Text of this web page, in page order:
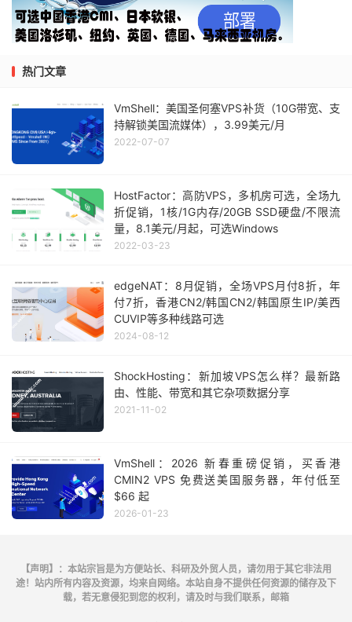
热门文章
VmShell：美国圣何塞VPS补货（10G带宽、支
持解锁美国流媒体），3.99美元/月
2022-07-07
HostFactor：高防VPS，多机房可选，全场九
折促销，1核/1G内存/20GB SSD硬盘/不限流
量，8.1美元/月起，可选Windows
2022-03-23
edgeNAT：8月促销，全场VPS月付8折，年
付7折，香港CN2/韩国CN2/韩国原生IP/美西
CUVIP等多种线路可选
2024-08-12
ShockHosting：新加坡VPS怎么样？最新路
由、性能、带宽和其它杂项数据分享
2021-11-02
VmShell：2026 新春重磅促销，买香港
CMIN2 VPS 免费送美国服务器，年付低至
$66 起
2026-01-23
【声明】：本站宗旨是为方便站长、科研及外贸人员，请勿用于其它非法用
途！站内所有内容及资源，均来自网络。本站自身不提供任何资源的储存及下
载，若无意侵犯到您的权利，请及时与我们联系，邮箱